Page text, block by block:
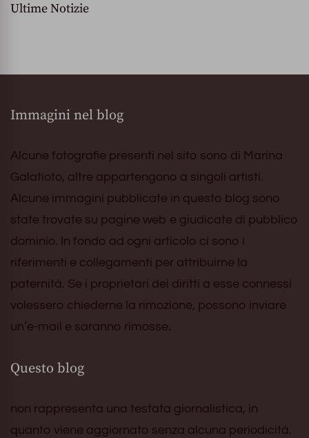
Ultime Notizie
Immagini nel blog
Alcune fotografie presenti nel sito sono di Marina
Galatioto, altre appartengono a singoli artisti.
Alcune immagini pubblicate in questo blog sono
state trovate su pagine web e giudicate di pubblico
dominio. In fondo ad ogni articolo ci sono i
riferimenti e collegamenti per attribuirne la
paternità. Se i proprietari dei diritti a esse connessi
volessero chiederne la rimozione, possono inviare
un’e-mail e saranno rimosse.
Questo blog
non rappresenta una testata giornalistica, in
quanto viene aggiornato senza alcuna periodicità.